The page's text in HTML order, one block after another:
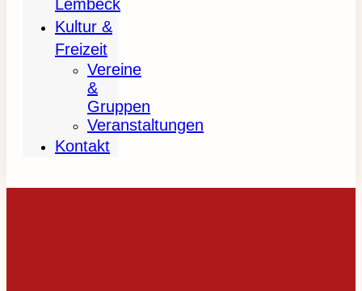
Lembeck
Kultur &
Freizeit
Vereine
&
Gruppen
Veranstaltungen
Kontakt